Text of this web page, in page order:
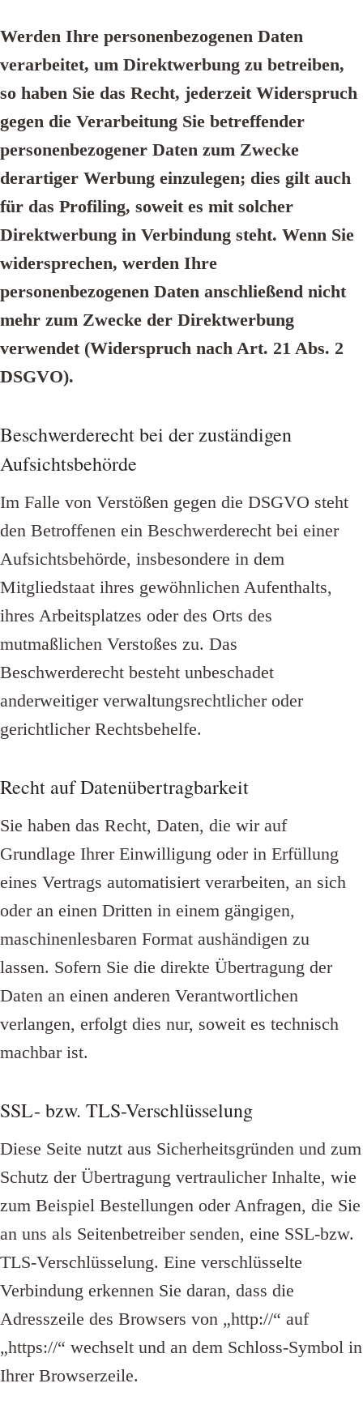
Werden Ihre personenbezogenen Daten
verarbeitet, um Direktwerbung zu betreiben,
so haben Sie das Recht, jederzeit Widerspruch
gegen die Verarbeitung Sie betreffender
personenbezogener Daten zum Zwecke
derartiger Werbung einzulegen; dies gilt auch
für das Profiling, soweit es mit solcher
Direktwerbung in Verbindung steht. Wenn Sie
widersprechen, werden Ihre
personenbezogenen Daten anschließend nicht
mehr zum Zwecke der Direktwerbung
verwendet (Widerspruch nach Art. 21 Abs. 2
DSGVO).
Beschwerderecht bei der zuständigen
Aufsichtsbehörde
Im Falle von Verstößen gegen die DSGVO steht
den Betroffenen ein Beschwerderecht bei einer
Aufsichtsbehörde, insbesondere in dem
Mitgliedstaat ihres gewöhnlichen Aufenthalts,
ihres Arbeitsplatzes oder des Orts des
mutmaßlichen Verstoßes zu. Das
Beschwerderecht besteht unbeschadet
anderweitiger verwaltungsrechtlicher oder
gerichtlicher Rechtsbehelfe.
Recht auf Datenübertragbarkeit
Sie haben das Recht, Daten, die wir auf
Grundlage Ihrer Einwilligung oder in Erfüllung
eines Vertrags automatisiert verarbeiten, an sich
oder an einen Dritten in einem gängigen,
maschinenlesbaren Format aushändigen zu
lassen. Sofern Sie die direkte Übertragung der
Daten an einen anderen Verantwortlichen
verlangen, erfolgt dies nur, soweit es technisch
machbar ist.
SSL- bzw. TLS-Verschlüsselung
Diese Seite nutzt aus Sicherheitsgründen und zum
Schutz der Übertragung vertraulicher Inhalte, wie
zum Beispiel Bestellungen oder Anfragen, die Sie
an uns als Seitenbetreiber senden, eine SSL-bzw.
TLS-Verschlüsselung. Eine verschlüsselte
Verbindung erkennen Sie daran, dass die
Adresszeile des Browsers von „http://“ auf
„https://“ wechselt und an dem Schloss-Symbol in
Ihrer Browserzeile.